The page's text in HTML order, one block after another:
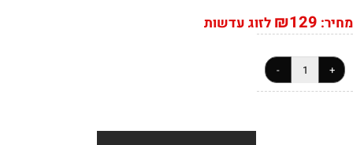
מחיר: ₪129 לזוג עדשות